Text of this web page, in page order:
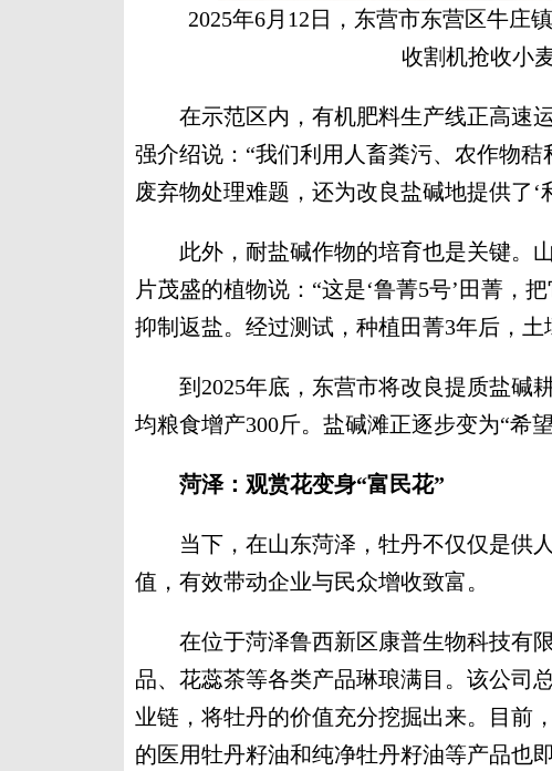
2025年6月12日，东营市东营区牛庄
收割机抢收小
在示范区内，有机肥料生产线正高速
强介绍说：“我们利用人畜粪污、农作物
废弃物处理难题，还为改良盐碱地提供了‘
此外，耐盐碱作物的培育也是关键。
片茂盛的植物说：“这是‘鲁菁5号’田菁，
抑制返盐。经过测试，种植田菁3年后，
到2025年底，东营市将改良提质盐碱
均粮食增产300斤。盐碱滩正逐步变为“希望
菏泽：观赏花变身“富民花”
当下，在山东菏泽，牡丹不仅仅是供
值，有效带动企业与民众增收致富。
在位于菏泽鲁西新区康普生物科技有
品、花蕊茶等各类产品琳琅满目。该公司
业链，将牡丹的价值充分挖掘出来。目前
的医用牡丹籽油和纯净牡丹籽油等产品也